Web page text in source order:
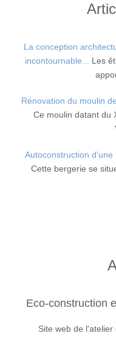
La conception
incontournable... Les
Rénovation du moulin
Ce moulin datant du
Autoconstruction
Cette bergerie se
Eco-construction
Site web de